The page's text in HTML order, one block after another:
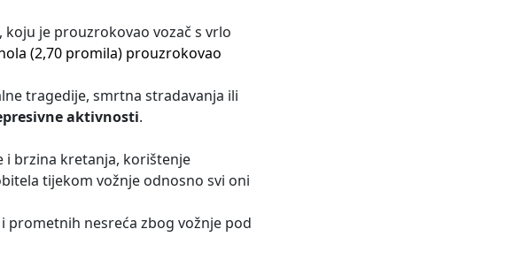
je prouzrokovao vozač s vrlo
(2,70 promila) prouzrokovao
tragedije, smrtna stradavanja ili
aktivnosti.
i brzina kretanja, korištenje
tijekom vožnje odnosno svi oni
prometnih nesreća zbog vožnje pod